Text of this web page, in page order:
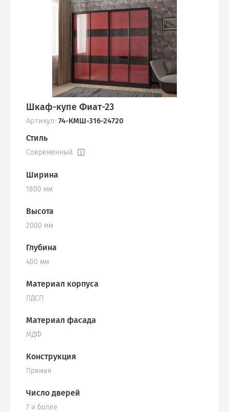
Шкаф-купе Фиат-23
Артикул: 74-КМШ-316-24720
Стиль
Современный
Ширина
1800 мм
Высота
2000 мм
Глубина
400 мм
Материал корпуса
ЛДСП
Материал фасада
МДФ
Конструкция
Прямая
Число дверей
7 и более